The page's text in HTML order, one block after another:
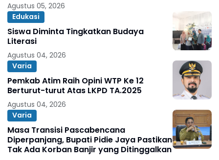
Agustus 05, 2026
Edukasi
Siswa Diminta Tingkatkan Budaya
Literasi
Agustus 04, 2026
Varia
Pemkab Atim Raih Opini WTP Ke 12
Berturut-turut Atas LKPD TA.2025
Agustus 04, 2026
Varia
Masa Transisi Pascabencana
Diperpanjang, Bupati Pidie Jaya Pastikan
Tak Ada Korban Banjir yang Ditinggalkan